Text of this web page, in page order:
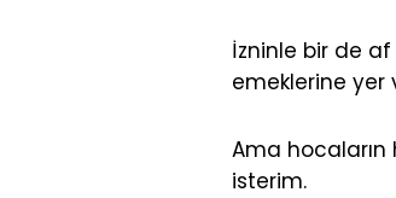
İzninle bir de
emeklerine yer
Ama hocaların
isterim.